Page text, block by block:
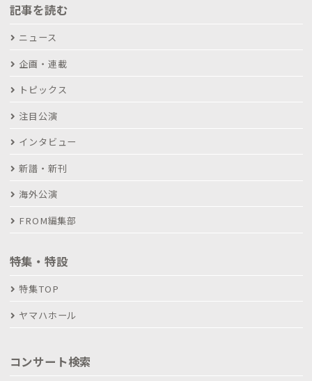
記事を読む
ニュース
企画・連載
トピックス
注目公演
インタビュー
新譜・新刊
海外公演
FROM編集部
特集・特設
特集TOP
ヤマハホール
コンサート検索